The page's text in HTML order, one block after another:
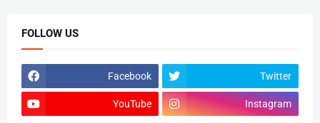
FOLLOW US
Facebook Twitter
YouTube Instagram